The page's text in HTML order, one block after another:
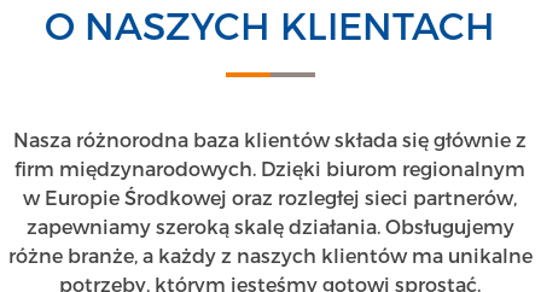
O NASZYCH KLIENTACH
Nasza różnorodna baza klientów składa się głównie z
firm międzynarodowych. Dzięki biurom regionalnym
w Europie Środkowej oraz rozległej sieci partnerów,
zapewniamy szeroką skalę działania. Obsługujemy
różne branże, a każdy z naszych klientów ma unikalne
potrzeby, którym jesteśmy gotowi sprostać.